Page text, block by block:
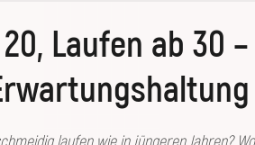
Laufen ab 30
bewertet.